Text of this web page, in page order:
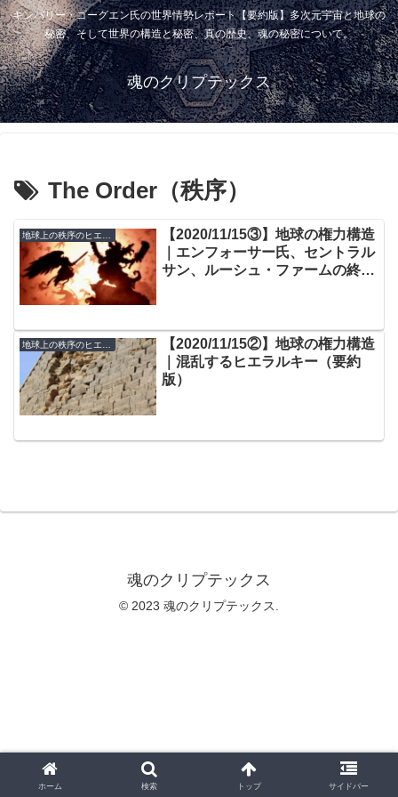
キンバリー・ゴーグエン氏の世界情勢レポート【要約版】多次元宇宙と地球の
秘密、そして世界の構造と秘密、真の歴史、魂の秘密について。
魂のクリプテックス
The Order（秩序）
【2020/11/15③】地球の権力構造
｜エンフォーサー氏、セントラル
サン、ルーシュ・ファームの終わ
地球上の秩序のヒエラルキー
【2020/11/15②】地球の権力構造
｜混乱するヒエラルキー（要約
版）
魂のクリプテックス
© 2023 魂のクリプテックス.
ホーム 検索 トップ サイドバー